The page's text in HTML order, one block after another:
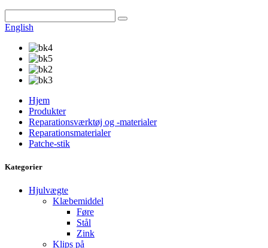
English
Hjem
Produkter
Reparationsværktøj og -materialer
Reparationsmaterialer
Patche-stik
Kategorier
Hjulvægte
Klæbemiddel
Føre
Stål
Zink
Klips på